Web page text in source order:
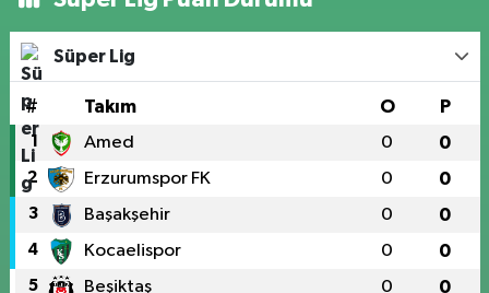
Süper Lig
# Takım O P
1 Amed 0 0
2 Erzurumspor FK 0 0
3 Başakşehir 0 0
4 Kocaelispor 0 0
5 Beşiktaş 0 0